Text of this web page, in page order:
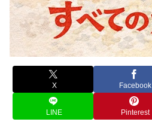
X Facebook
LINE Pinterest